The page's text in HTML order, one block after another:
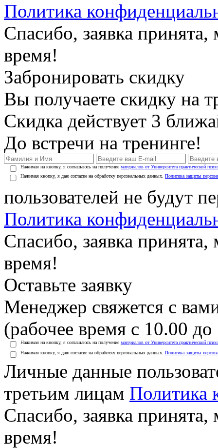
Политика
Спасибо, заявка
время!
Забронировать скидку
Вы получаете скидку на
Скидка действует 3
До встречи на тренинге!
Нажимая на кнопку, я соглашаюсь на получение материалов от Университета практической
Нажимая кнопку, я даю согласие на обработку персональных данных. Политика защиты
пользователей не будут
Политика
Спасибо, заявка
время!
Оставьте заявку
Менеджер свяжется с
(рабочее время с 10.00
Нажимая на кнопку, я соглашаюсь на получение материалов от Университета практической
Нажимая кнопку, я даю согласие на обработку персональных данных. Политика защиты
Личные данные
третьим лицам Политика
Спасибо, заявка
время!